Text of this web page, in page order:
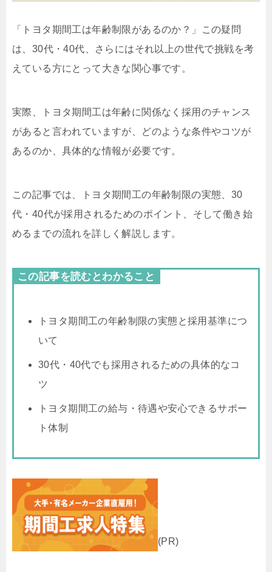
「トヨタ期間工は年齢制限があるのか？」この疑問
は、30代・40代、さらにはそれ以上の世代で挑戦を考
えている方にとって大きな関心事です。
実際、トヨタ期間工は年齢に関係なく採用のチャンス
があると言われていますが、どのような条件やコツが
あるのか、具体的な情報が必要です。
この記事では、トヨタ期間工の年齢制限の実態、30
代・40代が採用されるためのポイント、そして働き始
めるまでの流れを詳しく解説します。
この記事を読むとわかること
トヨタ期間工の年齢制限の実態と採用基準につ
いて
30代・40代でも採用されるための具体的なコ
ツ
トヨタ期間工の給与・待遇や安心できるサポー
ト体制
(PR)